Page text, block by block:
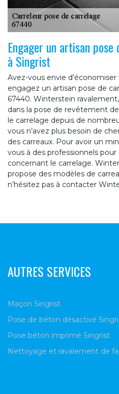
Engager un artisan
à Singrist
Avez-vous envie
engagez un artisan pose de
67440. Winterstein
dans la pose de revêtement
le carrelage depuis de
vous n’avez plus besoin de
des carreaux. Pour avoir un
vous à des professionnels
concernant le carrelage.
propose des modèles de
n’hésitez pas à contacter
AUTRES SERVICES
Maçon Singrist
Pose de béton désactivé
Pose béton imprimé Singrist
Nettoyage et ravalement de